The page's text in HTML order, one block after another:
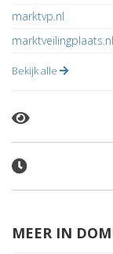
marktvp.nl
marktveilingplaats.nl
Bekijk alle
MEER IN